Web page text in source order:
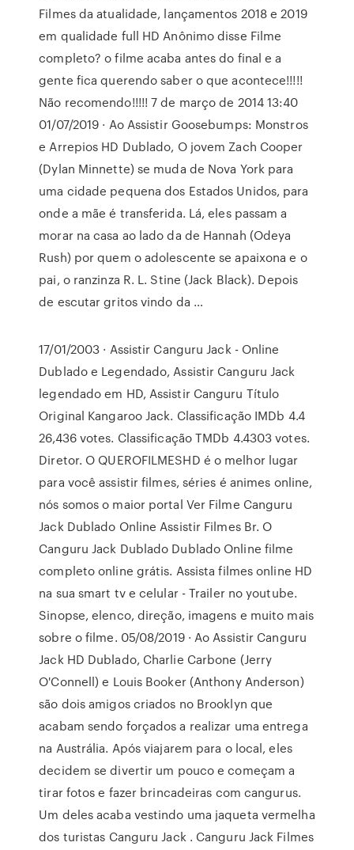
Filmes da atualidade, lançamentos 2018 e 2019
em qualidade full HD Anônimo disse Filme
completo? o filme acaba antes do final e a
gente fica querendo saber o que acontece!!!!!
Não recomendo!!!!! 7 de março de 2014 13:40
01/07/2019 · Ao Assistir Goosebumps: Monstros
e Arrepios HD Dublado, O jovem Zach Cooper
(Dylan Minnette) se muda de Nova York para
uma cidade pequena dos Estados Unidos, para
onde a mãe é transferida. Lá, eles passam a
morar na casa ao lado da de Hannah (Odeya
Rush) por quem o adolescente se apaixona e o
pai, o ranzinza R. L. Stine (Jack Black). Depois
de escutar gritos vindo da …
17/01/2003 · Assistir Canguru Jack - Online
Dublado e Legendado, Assistir Canguru Jack
legendado em HD, Assistir Canguru Título
Original Kangaroo Jack. Classificação IMDb 4.4
26,436 votes. Classificação TMDb 4.4303 votes.
Diretor. O QUEROFILMESHD é o melhor lugar
para você assistir filmes, séries é animes online,
nós somos o maior portal Ver Filme Canguru
Jack Dublado Online Assistir Filmes Br. O
Canguru Jack Dublado Dublado Online filme
completo online grátis. Assista filmes online HD
na sua smart tv e celular - Trailer no youtube.
Sinopse, elenco, direção, imagens e muito mais
sobre o filme. 05/08/2019 · Ao Assistir Canguru
Jack HD Dublado, Charlie Carbone (Jerry
O'Connell) e Louis Booker (Anthony Anderson)
são dois amigos criados no Brooklyn que
acabam sendo forçados a realizar uma entrega
na Austrália. Após viajarem para o local, eles
decidem se divertir um pouco e começam a
tirar fotos e fazer brincadeiras com cangurus.
Um deles acaba vestindo uma jaqueta vermelha
dos turistas Canguru Jack . Canguru Jack Filmes